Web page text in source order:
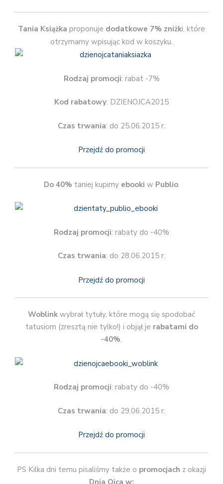
Tania Książka proponuje dodatkowe 7% zniżki, które
otrzymamy wpisując kod w koszyku.
Rodzaj promocji: rabat -7%
Kod rabatowy: DZIENOJCA2015
Czas trwania: do 25.06.2015 r.
Przejdź do promocji
Do 40% taniej kupimy ebooki w Publio.
Rodzaj promocji: rabaty do -40%
Czas trwania: do 28.06.2015 r.
Przejdź do promocji
Woblink wybrał tytuły, które mogą się spodobać
tatusiom (zresztą nie tylko!) i objął je rabatami do
-40%.
Rodzaj promocji: rabaty do -40%
Czas trwania: do 29.06.2015 r.
Przejdź do promocji
PS Kilka dni temu pisaliśmy także o promocjach z okazji
Dnia Ojca w: